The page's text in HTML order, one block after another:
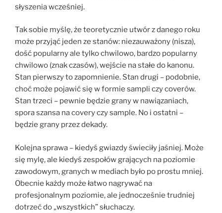
słyszenia wcześniej.
Tak sobie myślę, że teoretycznie utwór z danego roku
może przyjąć jeden ze stanów: niezauważony (nisza),
dość popularny ale tylko chwilowo, bardzo popularny
chwilowo (znak czasów), wejście na stałe do kanonu.
Stan pierwszy to zapomnienie. Stan drugi – podobnie,
choć może pojawić się w formie sampli czy coverów.
Stan trzeci – pewnie będzie grany w nawiązaniach,
spora szansa na covery czy sample. No i ostatni –
będzie grany przez dekady.
Kolejna sprawa – kiedyś gwiazdy świeciły jaśniej. Może
się mylę, ale kiedyś zespołów grających na poziomie
zawodowym, granych w mediach było po prostu mniej.
Obecnie każdy może łatwo nagrywać na
profesjonalnym poziomie, ale jednocześnie trudniej
dotrzeć do „wszystkich” słuchaczy.